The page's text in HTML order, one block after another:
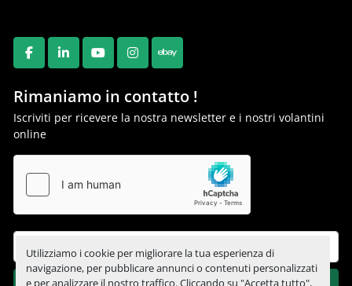
Utilizziamo i cookie per migliorare la tua esperienza di
navigazione, per pubblicare annunci o contenuti personalizzati
e per analizzare il nostro traffico. Cliccando su "Accetta tutto",
FACEBOOK
LINKEDINYOUTUBEINSTAGRAM
EBAY
Rimaniamo in contatto !
Iscriviti per ricevere la nostra newsletter e i nostri volantini
online